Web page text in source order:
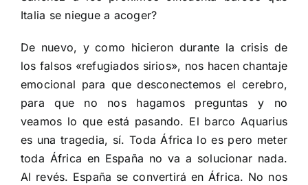
Italia se niegue a acoger?
De nuevo, y como hicieron durante la crisis de
los falsos «refugiados sirios», nos hacen chantaje
emocional para que desconectemos el cerebro,
para que no nos hagamos preguntas y no
veamos lo que está pasando. El barco Aquarius
es una tragedia, sí. Toda África lo es pero meter
toda África en España no va a solucionar nada.
Al revés. España se convertirá en África. No nos